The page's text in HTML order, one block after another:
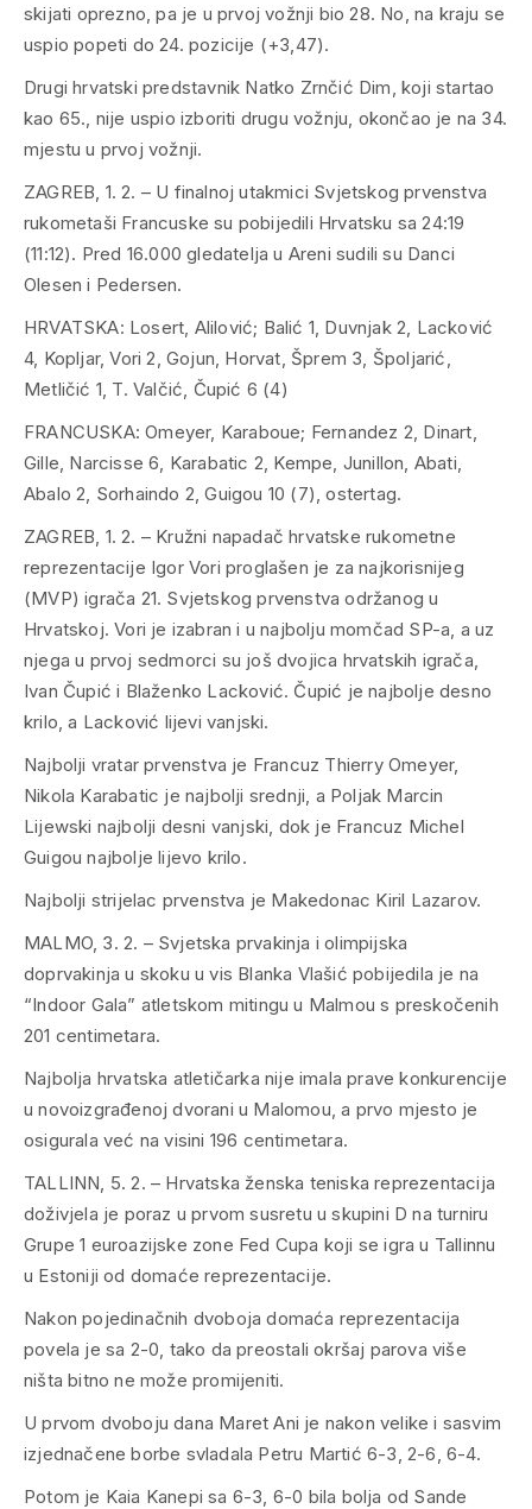
skijati oprezno, pa je u prvoj vožnji bio 28. No, na kraju se
uspio popeti do 24. pozicije (+3,47).
Drugi hrvatski predstavnik Natko Zrnčić Dim, koji startao
kao 65., nije uspio izboriti drugu vožnju, okončao je na 34.
mjestu u prvoj vožnji.
ZAGREB, 1. 2. – U finalnoj utakmici Svjetskog prvenstva
rukometaši Francuske su pobijedili Hrvatsku sa 24:19
(11:12). Pred 16.000 gledatelja u Areni sudili su Danci
Olesen i Pedersen.
HRVATSKA: Losert, Alilović; Balić 1, Duvnjak 2, Lacković
4, Kopljar, Vori 2, Gojun, Horvat, Šprem 3, Špoljarić,
Metličić 1, T. Valčić, Čupić 6 (4)
FRANCUSKA: Omeyer, Karaboue; Fernandez 2, Dinart,
Gille, Narcisse 6, Karabatic 2, Kempe, Junillon, Abati,
Abalo 2, Sorhaindo 2, Guigou 10 (7), ostertag.
ZAGREB, 1. 2. – Kružni napadač hrvatske rukometne
reprezentacije Igor Vori proglašen je za najkorisnijeg
(MVP) igrača 21. Svjetskog prvenstva održanog u
Hrvatskoj. Vori je izabran i u najbolju momčad SP-a, a uz
njega u prvoj sedmorci su još dvojica hrvatskih igrača,
Ivan Čupić i Blaženko Lacković. Čupić je najbolje desno
krilo, a Lacković lijevi vanjski.
Najbolji vratar prvenstva je Francuz Thierry Omeyer,
Nikola Karabatic je najbolji srednji, a Poljak Marcin
Lijewski najbolji desni vanjski, dok je Francuz Michel
Guigou najbolje lijevo krilo.
Najbolji strijelac prvenstva je Makedonac Kiril Lazarov.
MALMO, 3. 2. – Svjetska prvakinja i olimpijska
doprvakinja u skoku u vis Blanka Vlašić pobijedila je na
“Indoor Gala” atletskom mitingu u Malmou s preskočenih
201 centimetara.
Najbolja hrvatska atletičarka nije imala prave konkurencije
u novoizgrađenoj dvorani u Malomou, a prvo mjesto je
osigurala već na visini 196 centimetara.
TALLINN, 5. 2. – Hrvatska ženska teniska reprezentacija
doživjela je poraz u prvom susretu u skupini D na turniru
Grupe 1 euroazijske zone Fed Cupa koji se igra u Tallinnu
u Estoniji od domaće reprezentacije.
Nakon pojedinačnih dvoboja domaća reprezentacija
povela je sa 2-0, tako da preostali okršaj parova više
ništa bitno ne može promijeniti.
U prvom dvoboju dana Maret Ani je nakon velike i sasvim
izjednačene borbe svladala Petru Martić 6-3, 2-6, 6-4.
Potom je Kaia Kanepi sa 6-3, 6-0 bila bolja od Sande